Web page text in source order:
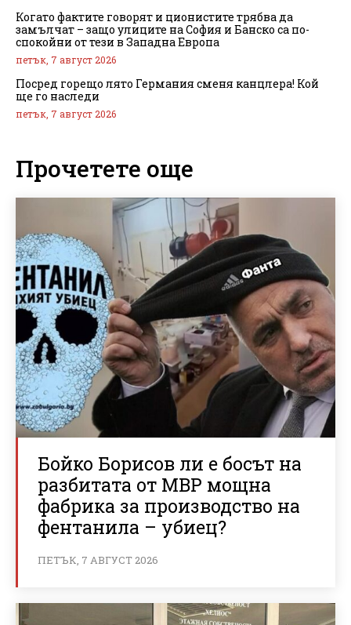
Когато фактите говорят и ционистите трябва да
замълчат – защо улиците на София и Банско са по-
спокойни от тези в Западна Европа
петък, 7 август 2026
Посред горещо лято Германия сменя канцлера! Кой
ще го наследи
петък, 7 август 2026
Прочетете още
Бойко Борисов ли е босът на
разбитата от МВР мощна
фабрика за производство на
фентанила – убиец?
ПЕТЪК, 7 АВГУСТ 2026